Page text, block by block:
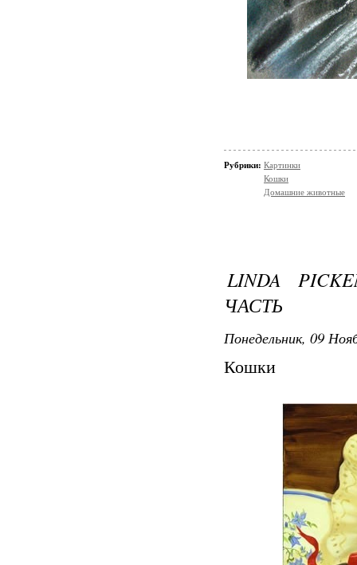
Рубрики: Картинки
Кошки
Домашние животные
LINDA
ЧАСТЬ
Понедельник, 09
Кошки